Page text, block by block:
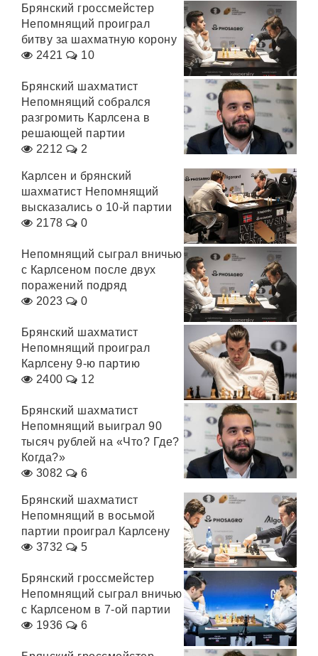
Брянский гроссмейстер
Непомнящий проиграл
битву за шахматную корону
2421
10
Брянский шахматист
Непомнящий собрался
разгромить Карлсена в
решающей партии
2212
2
Карлсен и брянский
шахматист Непомнящий
высказались о 10-й партии
2178
0
Непомнящий сыграл вничью
с Карлсеном после двух
поражений подряд
2023
0
Брянский шахматист
Непомнящий проиграл
Карлсену 9-ю партию
2400
12
Брянский шахматист
Непомнящий выиграл 90
тысяч рублей на «Что? Где?
Когда?»
3082
6
Брянский шахматист
Непомнящий в восьмой
партии проиграл Карлсену
3732
5
Брянский гроссмейстер
Непомнящий сыграл вничью
с Карлсеном в 7-ой партии
1936
6